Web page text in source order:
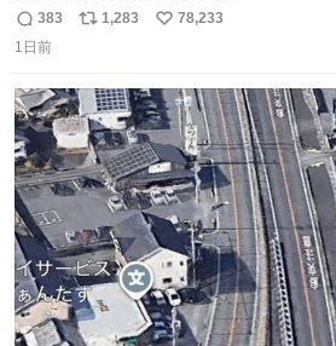
返
信
383
リ
ト
数
1,283
い
数
78,233
1日前